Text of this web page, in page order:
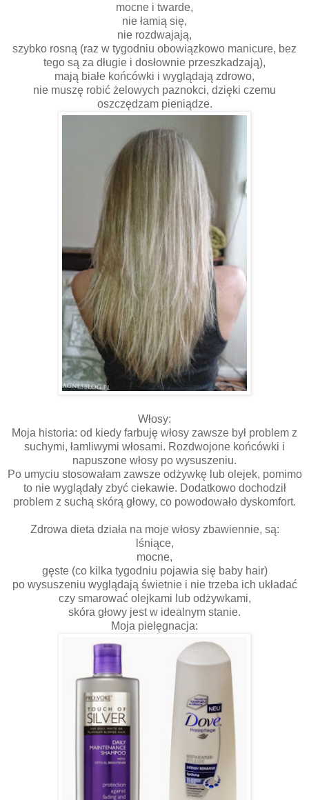
mocne i twarde,
nie łamią się,
nie rozdwajają,
szybko rosną (raz w tygodniu obowiązkowo manicure, bez
tego są za długie i dosłownie przeszkadzają),
mają białe końcówki i wyglądają zdrowo,
nie muszę robić żelowych paznokci, dzięki czemu
oszczędzam pieniądze.
Włosy:
Moja historia: od kiedy farbuję włosy zawsze był problem z
suchymi, łamliwymi włosami. Rozdwojone końcówki i
napuszone włosy po wysuszeniu.
Po umyciu stosowałam zawsze odżywkę lub olejek, pomimo
to nie wyglądały zbyć ciekawie. Dodatkowo dochodził
problem z suchą skórą głowy, co powodowało dyskomfort.
Zdrowa dieta działa na moje włosy zbawiennie, są:
lśniące,
mocne,
gęste (co kilka tygodniu pojawia się baby hair)
po wysuszeniu wyglądają świetnie i nie trzeba ich układać
czy smarować olejkami lub odżywkami,
skóra głowy jest w idealnym stanie.
Moja pielęgnacja: